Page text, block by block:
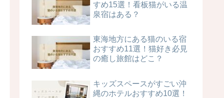
すめ15選！看板猫がいる温
泉宿はある？
東海地方にある猫のいる宿
おすすめ11選！猫好き必見
の癒し旅館はどこ？
キッズスペースがすごい沖
縄のホテルおすすめ10選！